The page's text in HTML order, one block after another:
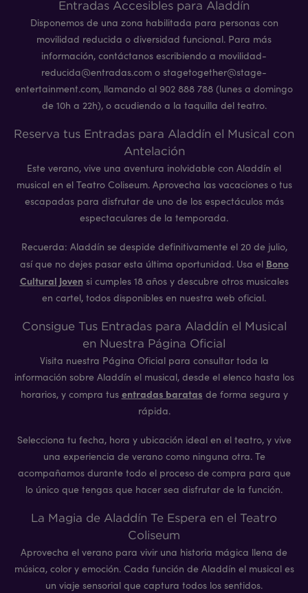
Entradas Accesibles para Aladdín
Disponemos de una zona habilitada para personas con
movilidad reducida o diversidad funcional. Para más
información, contáctanos escribiendo a movilidad-
reducida@entradas.com o stagetogether@stage-
entertainment.com, llamando al 902 888 788 (lunes a domingo
de 10h a 22h), o acudiendo a la taquilla del teatro.
Reserva tus Entradas para Aladdín el Musical con
Antelación
Este verano, vive una aventura inolvidable con Aladdín el
musical en el Teatro Coliseum. Aprovecha las vacaciones o tus
escapadas para disfrutar de uno de los espectáculos más
espectaculares de la temporada.
Recuerda: Aladdín se despide definitivamente el 20 de julio,
así que no dejes pasar esta última oportunidad. Usa el Bono
Cultural Jovensi cumples 18 años y descubre otros musicales
en cartel, todos disponibles en nuestra web oficial.
Consigue Tus Entradas para Aladdín el Musical
en Nuestra Página Oficial
Visita nuestra Página Oficial para consultar toda la
información sobre Aladdín el musical, desde el elenco hasta los
horarios, y compra tus entradas baratas de forma segura y
rápida.
Selecciona tu fecha, hora y ubicación ideal en el teatro, y vive
una experiencia de verano como ninguna otra. Te
acompañamos durante todo el proceso de compra para que
lo único que tengas que hacer sea disfrutar de la función.
La Magia de Aladdín Te Espera en el Teatro
Coliseum
Aprovecha el verano para vivir una historia mágica llena de
música, color y emoción. Cada función de Aladdín el musical es
un viaje sensorial que captura todos los sentidos.